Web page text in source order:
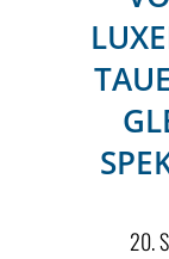
RUBRIKEN
NETZWERK
20.